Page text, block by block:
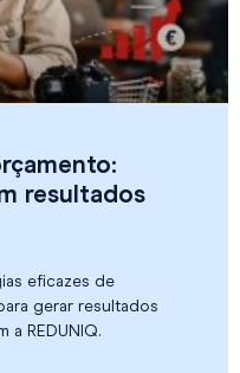
resultados
eficazes de
gerar resultados
a REDUNIQ.